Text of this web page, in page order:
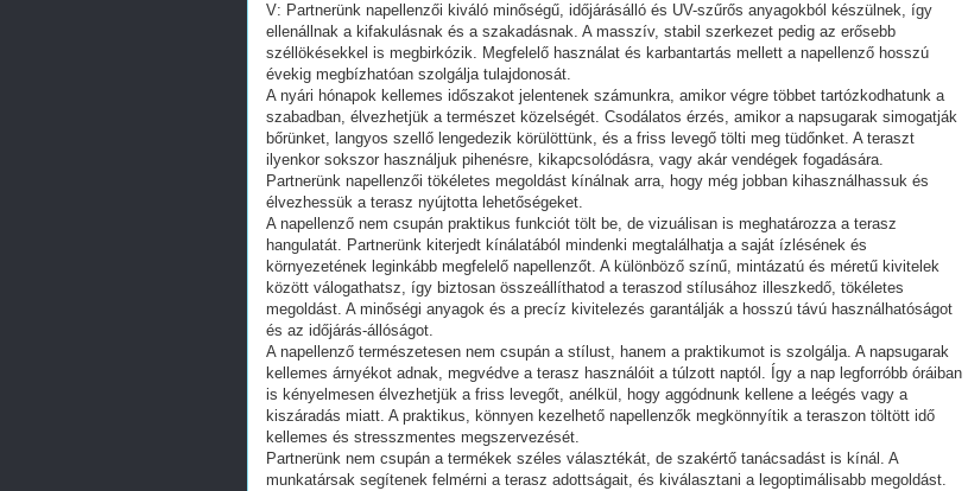
V: Partnerünk napellenzői kiváló minőségű, időjárásálló és UV-szűrős anyagokból készülnek, így
ellenállnak a kifakulásnak és a szakadásnak. A masszív, stabil szerkezet pedig az erősebb
széllökésekkel is megbirkózik. Megfelelő használat és karbantartás mellett a napellenző hosszú
évekig megbízhatóan szolgálja tulajdonosát.
A nyári hónapok kellemes időszakot jelentenek számunkra, amikor végre többet tartózkodhatunk a
szabadban, élvezhetjük a természet közelségét. Csodálatos érzés, amikor a napsugarak simogatják
bőrünket, langyos szellő lengedezik körülöttünk, és a friss levegő tölti meg tüdőnket. A teraszt
ilyenkor sokszor használjuk pihenésre, kikapcsolódásra, vagy akár vendégek fogadására.
Partnerünk napellenzői tökéletes megoldást kínálnak arra, hogy még jobban kihasználhassuk és
élvezhessük a terasz nyújtotta lehetőségeket.
A napellenző nem csupán praktikus funkciót tölt be, de vizuálisan is meghatározza a terasz
hangulatát. Partnerünk kiterjedt kínálatából mindenki megtalálhatja a saját ízlésének és
környezetének leginkább megfelelő napellenzőt. A különböző színű, mintázatú és méretű kivitelek
között válogathatsz, így biztosan összeállíthatod a teraszod stílusához illeszkedő, tökéletes
megoldást. A minőségi anyagok és a precíz kivitelezés garantálják a hosszú távú használhatóságot
és az időjárás-állóságot.
A napellenző természetesen nem csupán a stílust, hanem a praktikumot is szolgálja. A napsugarak
kellemes árnyékot adnak, megvédve a terasz használóit a túlzott naptól. Így a nap legforróbb óráiban
is kényelmesen élvezhetjük a friss levegőt, anélkül, hogy aggódnunk kellene a leégés vagy a
kiszáradás miatt. A praktikus, könnyen kezelhető napellenzők megkönnyítik a teraszon töltött idő
kellemes és stresszmentes megszervezését.
Partnerünk nem csupán a termékek széles választékát, de szakértő tanácsadást is kínál. A
munkatársak segítenek felmérni a terasz adottságait, és kiválasztani a legoptimálisabb megoldást.